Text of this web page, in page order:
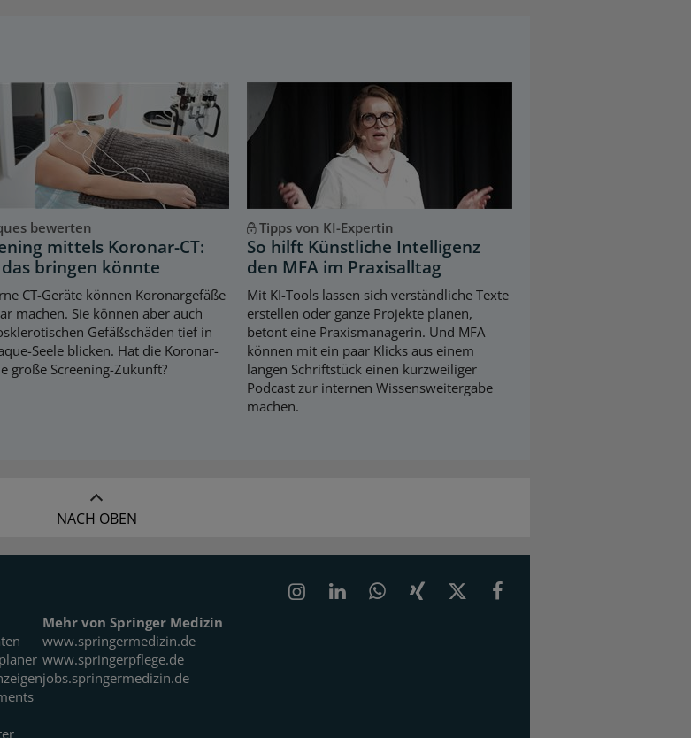
bewerten
mittels Koronar-CT:
das bringen könnte
CT-Geräte können Koronargefäße
machen. Sie können aber auch
Gefäßschäden tief in
Seele blicken. Hat die Koronar-
große Screening-Zukunft?
Tipps von KI-Expertin
So hilft Künstliche Intelligenz
den MFA im Praxisalltag
Mit KI-Tools lassen sich verständliche Texte
erstellen oder ganze Projekte planen,
betont eine Praxismanagerin. Und MFA
können mit ein paar Klicks aus einem
langen Schriftstück einen kurzweiliger
Podcast zur internen Wissensweitergabe
machen.
NACH OBEN
Mehr von Springer Medizin
www.springermedizin.de
www.springerpflege.de
jobs.springermedizin.de